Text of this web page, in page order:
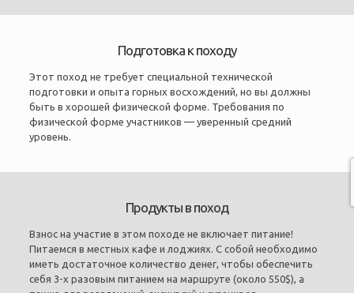
Подготовка к походу
Этот поход не требует специальной технической
подготовки и опыта горных восхождений, но вы должны
быть в хорошей физической форме. Требования по
физической форме участников — уверенный средний
уровень.
Продукты в поход
Взнос на участие в этом походе не включает питание!
Питаемся в местных кафе и лоджиях. С собой необходимо
иметь достаточное количество денег, чтобы обеспечить
себя 3-х разовым питанием на маршруте (около 550$), а